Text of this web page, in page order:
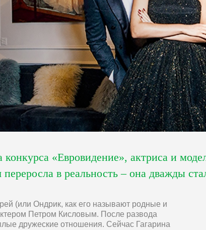
«Евровидение», актриса и
переросла в реальность – она дважды
(или Ондрик, как его называют родные и
Петром Кисловым. После развода
дружеские отношения. Сейчас Гагарина